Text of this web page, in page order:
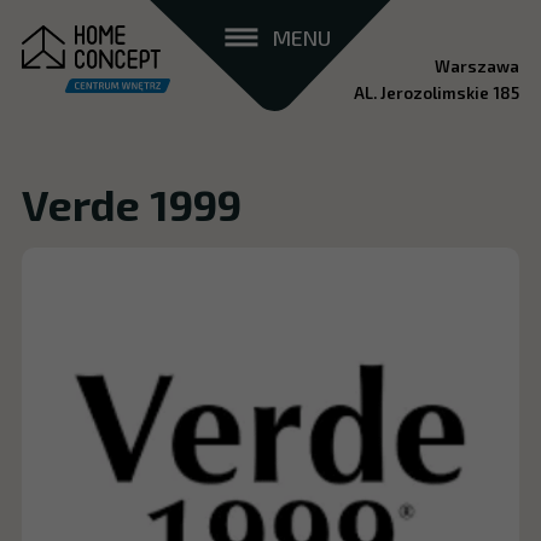
MENU
Warszawa
AL. Jerozolimskie 185
Verde 1999